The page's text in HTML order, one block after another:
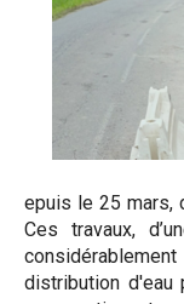
epuis le 25 mars,
Ces travaux,
distribution d'eau